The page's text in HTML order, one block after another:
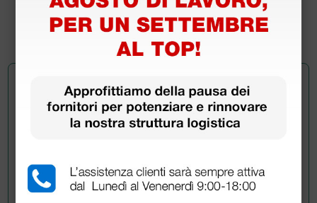
(Prezzo i.e.)
100 pezzi
Chiedi a un collega